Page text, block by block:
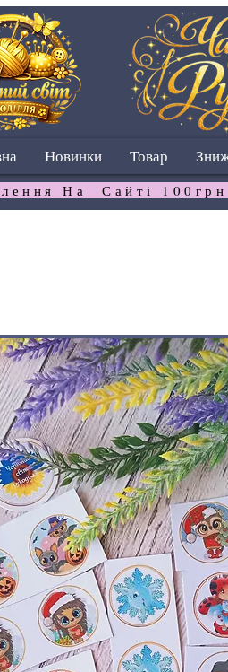
Новинки Товар
На  Сайті